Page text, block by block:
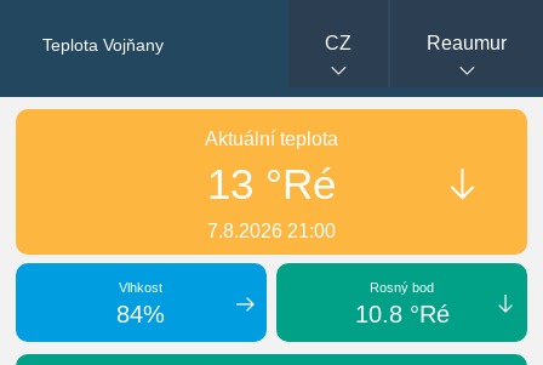
Teplota Vojňany CZ Reaumur
Aktuální teplota
13 °Ré
7.8.2026 21:00
Vlhkost
84%
Rosný bod
10.8 °Ré